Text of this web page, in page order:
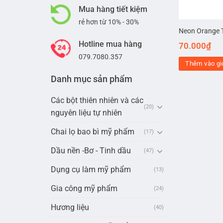
Mua hàng tiết kiệm
rẻ hơn từ 10% - 30%
Hotline mua hàng
079.7080.357
Danh mục sản phẩm
Các bột thiên nhiên và các
nguyên liệu tự nhiên
(20)
Chai lọ bao bì mỹ phẩm (17)
Dầu nền -Bơ - Tinh dầu (47)
Dụng cụ làm mỹ phẩm (13)
Gia công mỹ phẩm (24)
Hương liệu (40)
Neon Orange
70.000₫
Thêm vào